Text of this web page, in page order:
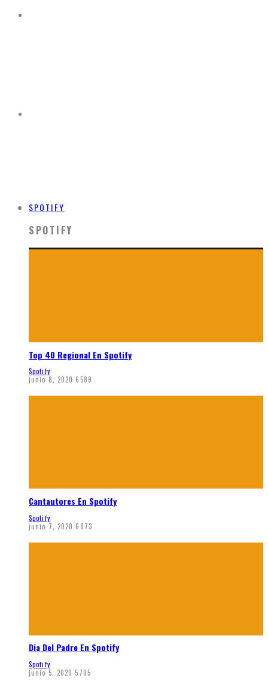
SPOTIFY
SPOTIFY
Top 40 Regional En Spotify
Spotify
junio 8, 2020 6589
Cantautores En Spotify
Spotify
junio 7, 2020 6873
Dia Del Padre En Spotify
Spotify
junio 5, 2020 5705